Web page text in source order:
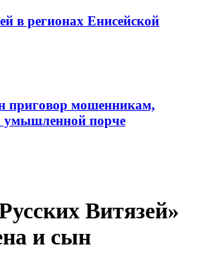
в регионах Енисейской
приговор мошенникам,
порче
Витязей»
и сын